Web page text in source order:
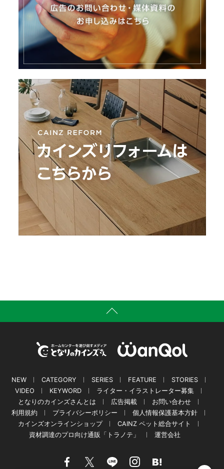
NEW CATEGORY SERIES FEATURE
STORIES
VIDEO
KEYWORD
ライター・イラストレーター募集
となりのカインズさんとは
広告掲載
お問い合わせ
利用規約
プライバシーポリシー
個人情報保護基本方針
カインズオンラインショップ
CAINZ ペット総合サイト
資材調達のプロ向け通販「トラノテ」
運営会社